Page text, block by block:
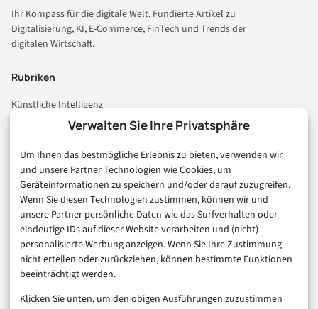
Verwalten Sie Ihre Privatsphäre
Um Ihnen das bestmögliche Erlebnis zu bieten, verwenden wir
und unsere Partner Technologien wie Cookies, um
Geräteinformationen zu speichern und/oder darauf zuzugreifen.
Wenn Sie diesen Technologien zustimmen, können wir und
unsere Partner persönliche Daten wie das Surfverhalten oder
eindeutige IDs auf dieser Website verarbeiten und (nicht)
personalisierte Werbung anzeigen. Wenn Sie Ihre Zustimmung
nicht erteilen oder zurückziehen, können bestimmte Funktionen
beeinträchtigt werden.
Klicken Sie unten, um den obigen Ausführungen zuzustimmen
Ihr Kompass für die digitale Welt. Fundierte Artikel zu
Digitalisierung, KI, E-Commerce, FinTech und Trends der
digitalen Wirtschaft.
Rubriken
Künstliche Intelligenz
Technologie & IT
Consumer & Digital Life
Marketing
Finanzen & FinTech
Business & Karriere
Sicherheit & Recht
Digitalisierung
Marketing
Magazin